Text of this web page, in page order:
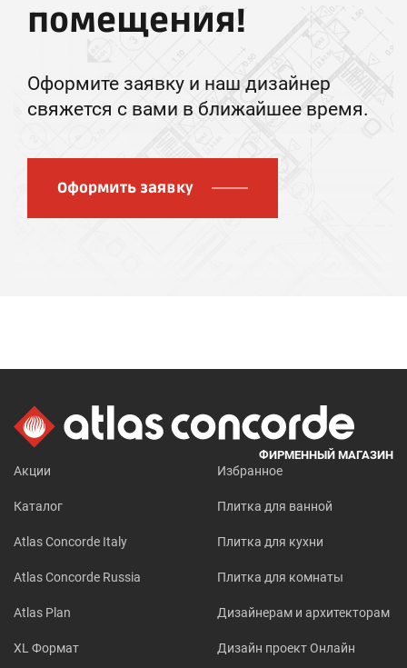
помещения!
Оформите заявку и наш дизайнер
свяжется с вами в ближайшее время.
Оформить заявку
ФИРМЕННЫЙ МАГАЗИН
Акции
Каталог
Atlas Concorde Italy
Atlas Concorde Russia
Atlas Plan
XL Формат
Избранное
Плитка для ванной
Плитка для кухни
Плитка для комнаты
Дизайнерам и архитекторам
Дизайн проект Онлайн